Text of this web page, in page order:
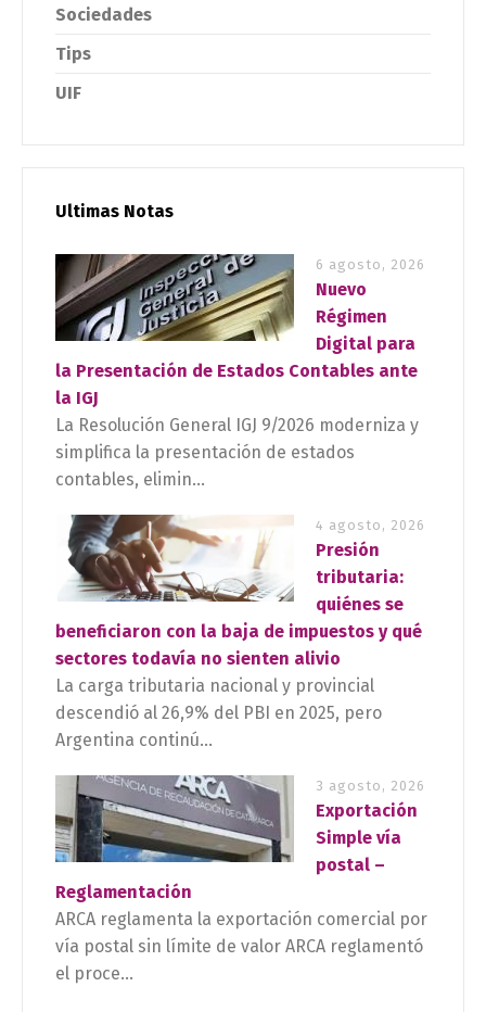
Sociedades
Tips
UIF
Ultimas Notas
6 agosto, 2026
Nuevo
Régimen
Digital para
la Presentación de Estados Contables ante
la IGJ
La Resolución General IGJ 9/2026 moderniza y
simplifica la presentación de estados
contables, elimin...
4 agosto, 2026
Presión
tributaria:
quiénes se
beneficiaron con la baja de impuestos y qué
sectores todavía no sienten alivio
La carga tributaria nacional y provincial
descendió al 26,9% del PBI en 2025, pero
Argentina continú...
3 agosto, 2026
Exportación
Simple vía
postal –
Reglamentación
ARCA reglamenta la exportación comercial por
vía postal sin límite de valor ARCA reglamentó
el proce...